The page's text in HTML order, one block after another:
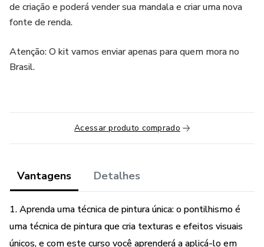
de criação e poderá vender sua mandala e criar uma nova
fonte de renda.
Atenção: O kit vamos enviar apenas para quem mora no
Brasil.
Acessar produto comprado
Vantagens Detalhes
1. Aprenda uma técnica de pintura única: o pontilhismo é
uma técnica de pintura que cria texturas e efeitos visuais
únicos, e com este curso você aprenderá a aplicá-lo em